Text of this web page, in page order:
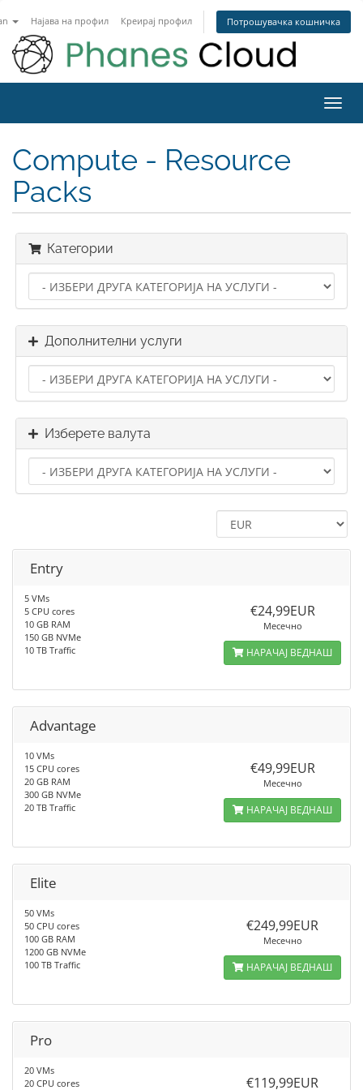
Најава на профил Креирај профил Потрошувачка кошничка
Compute - Resource
Packs
Категории
Дополнителни услуги
Изберете валута
Entry
5 VMs
5 CPU cores
10 GB RAM
150 GB NVMe
10 TB Traffic
€24,99EUR
Месечно
НАРАЧАЈ ВЕДНАШ
Advantage
10 VMs
15 CPU cores
20 GB RAM
300 GB NVMe
20 TB Traffic
€49,99EUR
Месечно
НАРАЧАЈ ВЕДНАШ
Elite
50 VMs
50 CPU cores
100 GB RAM
1200 GB NVMe
100 TB Traffic
€249,99EUR
Месечно
НАРАЧАЈ ВЕДНАШ
Pro
20 VMs
20 CPU cores
€119,99EUR